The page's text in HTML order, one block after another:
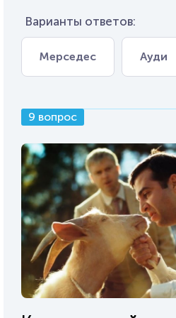
Варианты ответов:
Мерседес Ауди
9 вопрос